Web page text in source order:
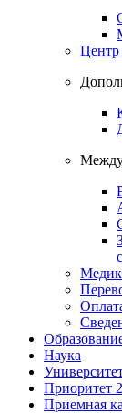
Центр
Наука
Приоритет
Приемная